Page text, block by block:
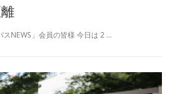
NEWS」会員の皆様 今日は 2 …